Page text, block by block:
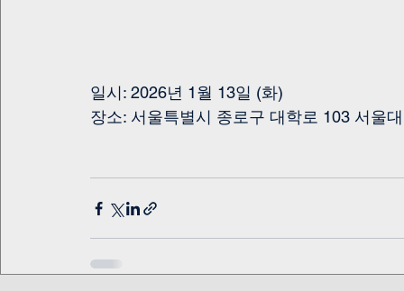
일시: 2026년 1월 13일 (화)
장소: 서울특별시 종로구 대학로 103 서울